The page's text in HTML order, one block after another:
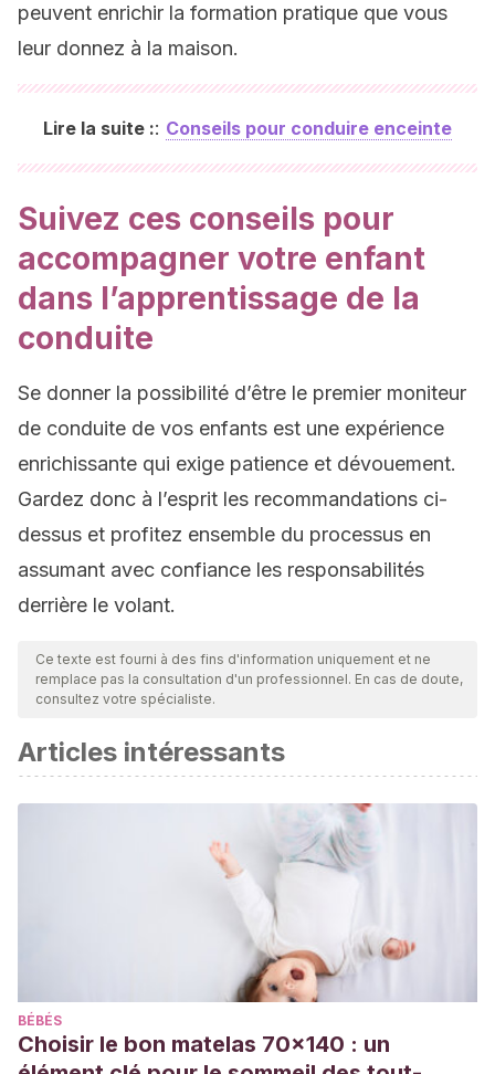
peuvent enrichir la formation pratique que vous
leur donnez à la maison.
Lire la suite :: Conseils pour conduire enceinte
Suivez ces conseils pour
accompagner votre enfant
dans l’apprentissage de la
conduite
Se donner la possibilité d’être le premier moniteur
de conduite de vos enfants est une expérience
enrichissante qui exige patience et dévouement.
Gardez donc à l’esprit les recommandations ci-
dessus et profitez ensemble du processus en
assumant avec confiance les responsabilités
derrière le volant.
Ce texte est fourni à des fins d'information uniquement et ne
remplace pas la consultation d'un professionnel. En cas de doute,
consultez votre spécialiste.
Articles intéressants
BÉBÉS
Choisir le bon matelas 70x140 : un